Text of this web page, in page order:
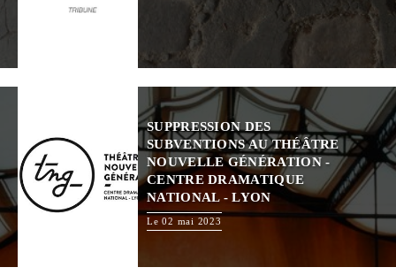
SUPPRESSION DES
SUBVENTIONS AU THÉÂTRE
NOUVELLE GÉNÉRATION -
CENTRE DRAMATIQUE
NATIONAL - LYON
Le 02 mai 2023